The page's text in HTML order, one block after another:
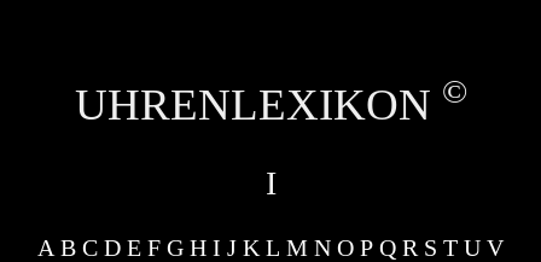
UHRENLEXIKON ©
I
A B C D E F G H I J K L M N O P Q R S T U V